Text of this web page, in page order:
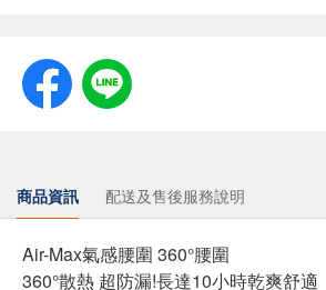
商品資訊 配送及售後服務說明
Air-Max氣感腰圍 360°腰圍
360°散熱 超防漏!長達10小時乾爽舒適